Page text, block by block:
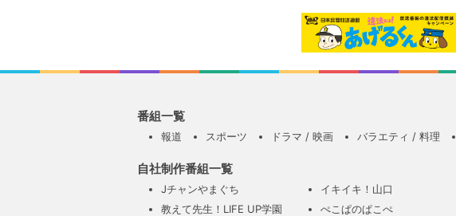
番組一覧
報道 スポーツ ドラマ / 映画 バラエティ / 料理
自社制作番組一覧
Jチャンやまぐち イキイキ！山口
教えて先生！LIFE UP学園
ぺこぱのぱこぺ